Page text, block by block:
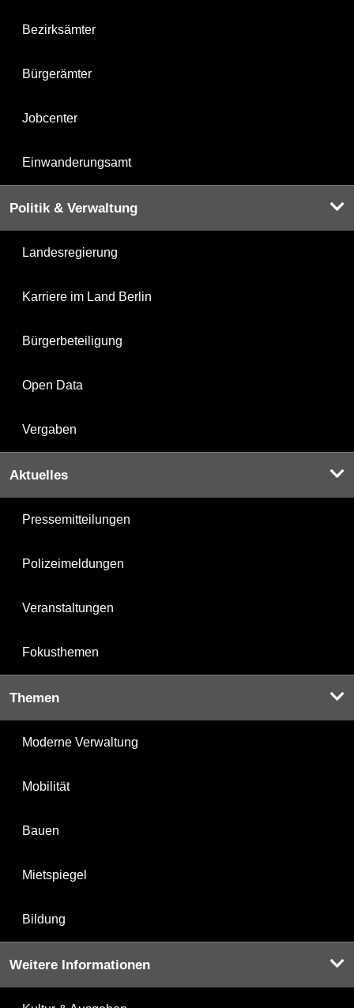
Bezirksämter
Bürgerämter
Jobcenter
Einwanderungsamt
Politik & Verwaltung
Landesregierung
Karriere im Land Berlin
Bürgerbeteiligung
Open Data
Vergaben
Aktuelles
Pressemitteilungen
Polizeimeldungen
Veranstaltungen
Fokusthemen
Themen
Moderne Verwaltung
Mobilität
Bauen
Mietspiegel
Bildung
Weitere Informationen